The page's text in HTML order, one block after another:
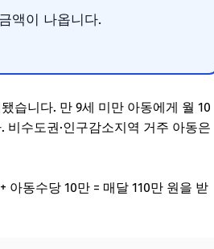
액이 나옵니다.
습니다. 만 9세 미만 아동에게 월 10
비수도권·인구감소지역 거주 아동은
아동수당 10만 = 매달 110만 원을 받